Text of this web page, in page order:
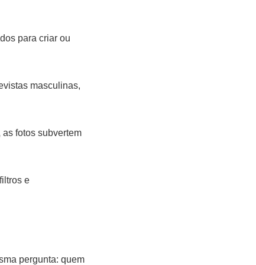
para criar ou
masculinas,
fotos subvertem
e
pergunta: quem